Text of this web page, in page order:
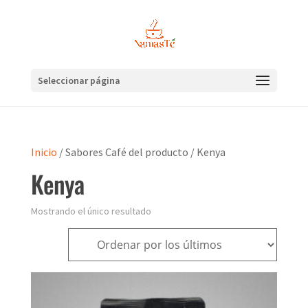
Seleccionar página
Inicio / Sabores Café del producto / Kenya
Kenya
Mostrando el único resultado